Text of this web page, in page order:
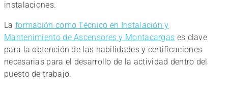
instalaciones.
La formación como Técnico en Instalación y
Mantenimiento de Ascensores y Montacargas es clave
para la obtención de las habilidades y certificaciones
necesarias para el desarrollo de la actividad dentro del
puesto de trabajo.